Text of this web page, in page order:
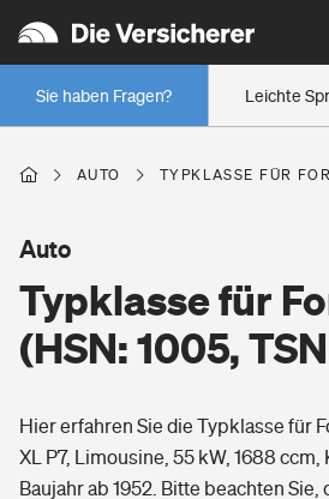
Leichte
Sie haben Fragen?
Wer versichert was: Jetzt Versicherer
Regionalklassen: So ist Ihre Region
Wer versichert was: Jetzt Versicherer
Berufsunfähigkeitsversicherung
Erwerbsunfähigkeitsversicherung
Grundfähigkeitsversicherung
Wohnen
Freizeit
AUTO TYPKLASSE FÜR
Typklasse für
(HSN: 1005,
Auto
Hier erfahren Sie die Typklasse für
XL P7, Limousine, 55 kW, 1688 ccm,
Baujahr ab 1952. Bitte beachten